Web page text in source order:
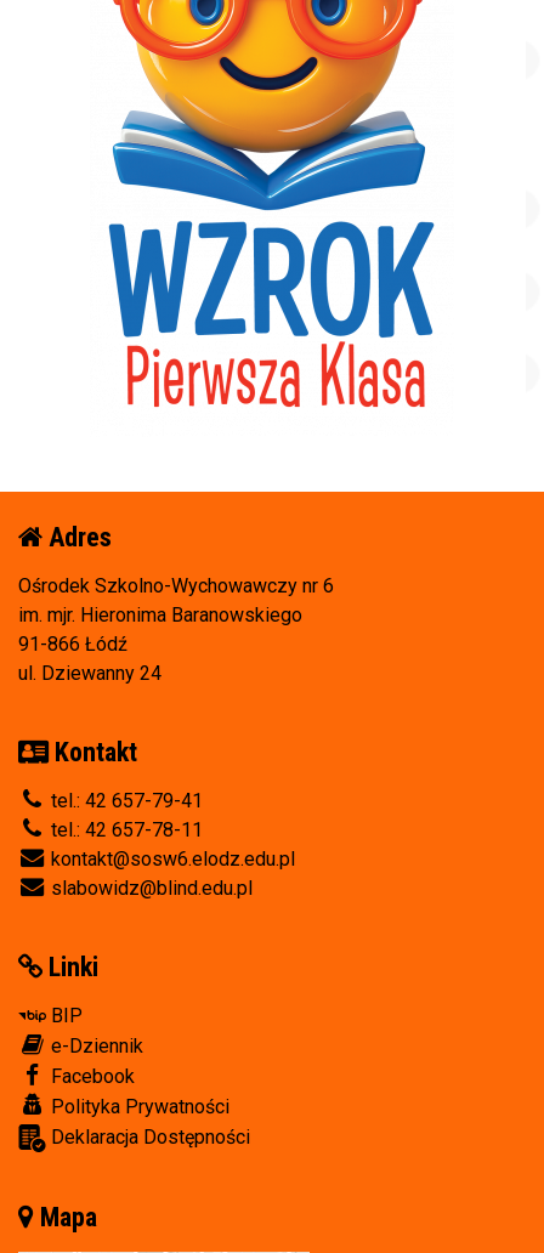
Adres
Ośrodek Szkolno-Wychowawczy nr 6
im. mjr. Hieronima Baranowskiego
91-866 Łódź
ul. Dziewanny 24
Kontakt
tel.: 42 657-79-41
tel.: 42 657-78-11
kontakt@sosw6.elodz.edu.pl
slabowidz@blind.edu.pl
Linki
BIP
e-Dziennik
Facebook
Polityka Prywatności
Deklaracja Dostępności
Mapa